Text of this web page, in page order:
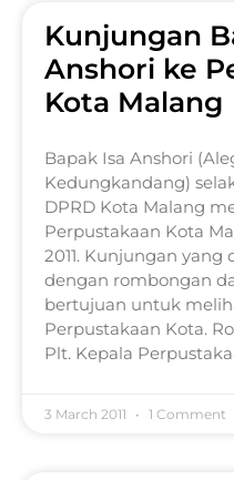
Kunjungan
Anshori ke
Kota Malang
Bapak Isa Anshori
Kedungkandang)
DPRD Kota Malang
Perpustakaan Kota
2011. Kunjungan
dengan rombongan
bertujuan untuk
Perpustakaan Kota.
Plt. Kepala
3 March 2011 1 Comment